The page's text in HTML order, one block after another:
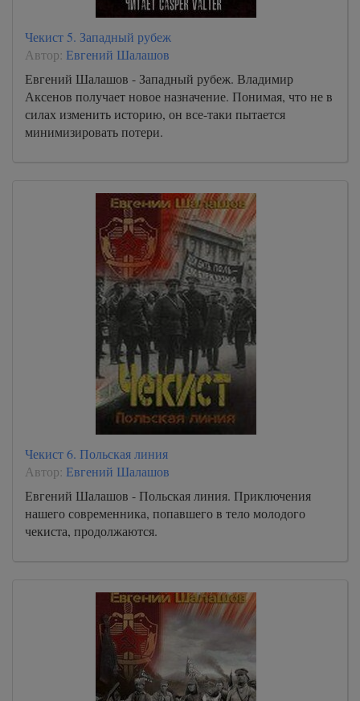
Чекист 5. Западный рубеж
Автор: Евгений Шалашов
Евгений Шалашов - Западный рубеж. Владимир
Аксенов получает новое назначение. Понимая, что не в
силах изменить историю, он все-таки пытается
минимизировать потери.
Чекист 6. Польская линия
Автор: Евгений Шалашов
Евгений Шалашов - Польская линия. Приключения
нашего современника, попавшего в тело молодого
чекиста, продолжаются.